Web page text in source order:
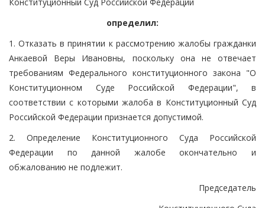
определил:
1. Отказать в принятии к рассмотрению жалобы гражданки
Анкаевой Веры Ивановны, поскольку она не отвечает
требованиям Федерального конституционного закона "О
Конституционном Суде Российской Федерации", в
соответствии с которыми жалоба в Конституционный Суд
Российской Федерации признается допустимой.
2. Определение Конституционного Суда Российской
Федерации по данной жалобе окончательно и
обжалованию не подлежит.
Председатель